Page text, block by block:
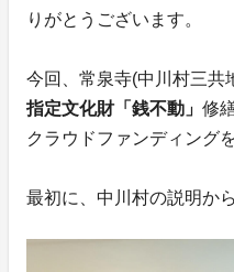
りがとうございます。
今回、常泉寺(中川村三共
指定文化財「銭不動」 修
クラウドファンディング
最初に、中川村の説明か